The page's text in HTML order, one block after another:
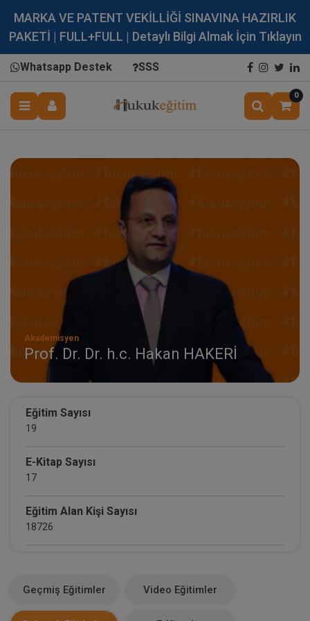
MARKA VE PATENT VEKİLLİĞİ SINAVINA HAZIRLIK
PAKETİ | FULL+FULL | Detaylı Bilgi Almak İçin Tıklayın
Whatsapp Destek SSS
0
Akademisyen
Prof. Dr. Dr. h.c. Hakan HAKERİ
Eğitim Sayısı
19
E-Kitap Sayısı
17
Eğitim Alan Kişi Sayısı
18726
Makale Sayısı
Geçmiş Eğitimler Video Eğitimler